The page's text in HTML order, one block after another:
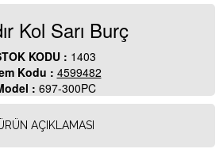
Kol Sarı Burç
KODU : 1403
Kodu : 4599482
: 697-300PC
AÇIKLAMASI